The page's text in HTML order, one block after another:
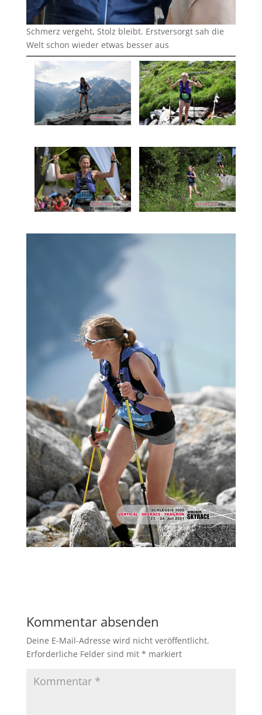
Schmerz vergeht, Stolz bleibt. Erstversorgt sah die
Welt schon wieder etwas besser aus
Kommentar absenden
Deine E-Mail-Adresse wird nicht veröffentlicht.
Erforderliche Felder sind mit * markiert